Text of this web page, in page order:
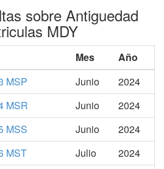
sobre Antiguedad
MDY
Mes
Año
MSP
Junio
2024
MSR
Junio
2024
MSS
Junio
2024
MST
Julio
2024